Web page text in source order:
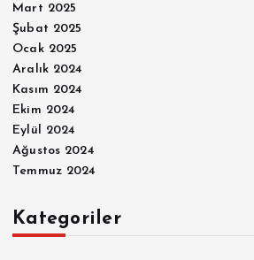
Mart 2025
Şubat 2025
Ocak 2025
Aralık 2024
Kasım 2024
Ekim 2024
Eylül 2024
Ağustos 2024
Temmuz 2024
Kategoriler